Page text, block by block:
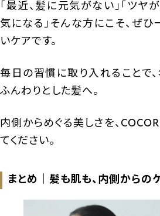
「最近、髪に元気がない」「ツヤ
気になる」そんな方にこそ、ぜ
いケアです。
毎日の習慣に取り入れることで
ふんわりとした髪へ。
内側からめぐる美しさを、
てください。
まとめ｜髪も肌も、内側からの